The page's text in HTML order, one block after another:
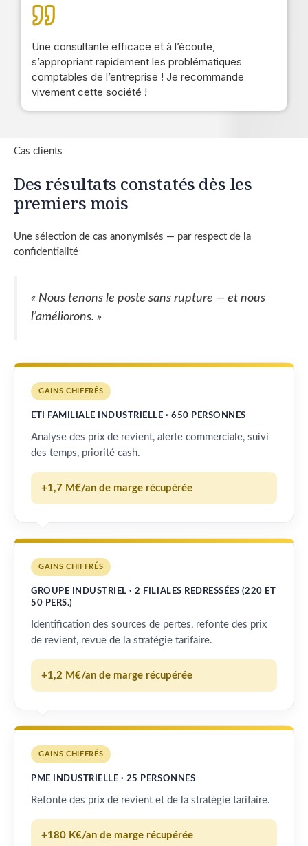
Une consultante efficace et à l’écoute,
s’appropriant rapidement les problématiques
comptables de l’entreprise ! Je recommande
vivement cette société !
Cas clients
Des résultats constatés dès les
premiers mois
Une sélection de cas anonymisés — par respect de la
confidentialité
« Nous tenons le poste sans rupture — et nous
l’améliorons. »
GAINS CHIFFRÉS
ETI FAMILIALE INDUSTRIELLE · 650 PERSONNES
Analyse des prix de revient, alerte commerciale, suivi
des temps, priorité cash.
+1,7 M€/an de marge récupérée
GAINS CHIFFRÉS
GROUPE INDUSTRIEL · 2 FILIALES REDRESSÉES (220 ET
50 PERS.)
Identification des sources de pertes, refonte des prix
de revient, revue de la stratégie tarifaire.
+1,2 M€/an de marge récupérée
GAINS CHIFFRÉS
PME INDUSTRIELLE · 25 PERSONNES
Refonte des prix de revient et de la stratégie tarifaire.
+180 K€/an de marge récupérée